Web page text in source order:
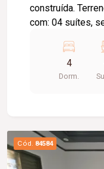
construída. Terreno: 553,81 m². O imóvel conta
com: 04 suítes,
suíte; Sala com
Cozinha
possibilidade
aquecida com
aplicativo;
garagem
4
Dorm.
Cód. 84584